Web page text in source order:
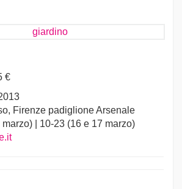
€
Firenze padiglione Arsenale
| 10-23 (16 e 17 marzo)